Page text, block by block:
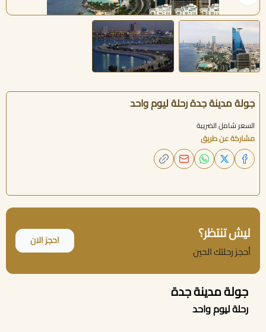
جولة مدينة جدة رحلة ليوم واحد
السعر شامل الضريبة
مشاركة عن طريق
ليش تنتظر؟
أحجز رحلتك الحين
احجز الان
جولة مدينة جدة
رحلة ليوم واحد